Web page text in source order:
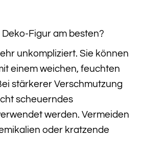
Figur am besten?
unkompliziert. Sie können
einem weichen, feuchten
stärkerer Verschmutzung
scheuerndes
werden. Vermeiden
oder kratzende